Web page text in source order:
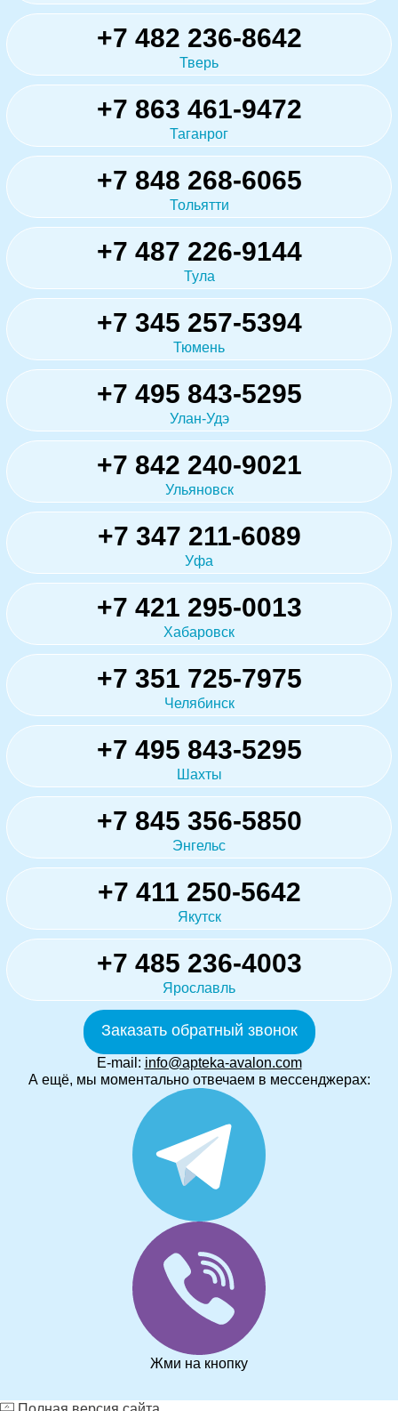
+7 482 236-8642
Тверь
+7 863 461-9472
Таганрог
+7 848 268-6065
Тольятти
+7 487 226-9144
Тула
+7 345 257-5394
Тюмень
+7 495 843-5295
Улан-Удэ
+7 842 240-9021
Ульяновск
+7 347 211-6089
Уфа
+7 421 295-0013
Хабаровск
+7 351 725-7975
Челябинск
+7 495 843-5295
Шахты
+7 845 356-5850
Энгельс
+7 411 250-5642
Якутск
+7 485 236-4003
Ярославль
Заказать обратный звонок
E-mail: info@apteka-avalon.com
А ещё, мы моментально отвечаем в мессенджерах:
Жми на кнопку